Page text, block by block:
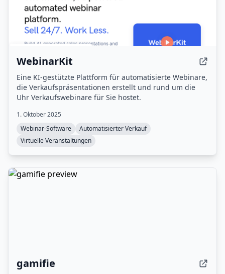
WebinarKit
Eine KI-gestützte Plattform für automatisierte Webinare,
die Verkaufspräsentationen erstellt und rund um die
Uhr Verkaufswebinare für Sie hostet.
1. Oktober 2025
Webinar-Software
Automatisierter Verkauf
Virtuelle Veranstaltungen
gamifie